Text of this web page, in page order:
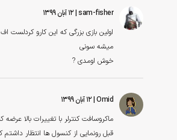
sam-fisher | ۱۲ آبان ۱۳۹۹
میشه سونی
خوش اومدی ?
Omid | ۱۲ آبان ۱۳۹۹
ماکروسافت کنترلر با تغییرات بالا
قبل رونمایی از کنسول ها انتظار داشتم